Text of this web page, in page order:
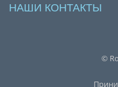
НАШИ КОНТАКТЫ
©